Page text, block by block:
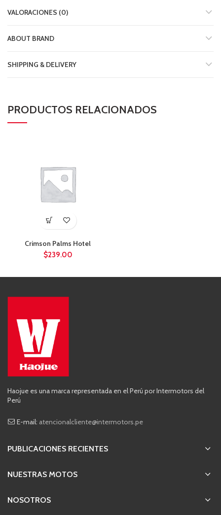
VALORACIONES (0)
ABOUT BRAND
SHIPPING & DELIVERY
PRODUCTOS RELACIONADOS
Crimson Palms Hotel
$239.00
Haojue es una marca representada en el Perú por Intermotors del
Perú
E-mail: atencionalcliente@intermotors.pe
PUBLICACIONES RECIENTES
NUESTRAS MOTOS
NOSOTROS